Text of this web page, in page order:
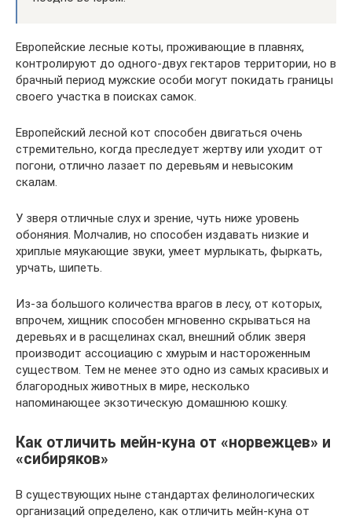
Европейские лесные коты, проживающие в плавнях,
контролируют до одного-двух гектаров территории, но в
брачный период мужские особи могут покидать границы
своего участка в поисках самок.
Европейский лесной кот способен двигаться очень
стремительно, когда преследует жертву или уходит от
погони, отлично лазает по деревьям и невысоким
скалам.
У зверя отличные слух и зрение, чуть ниже уровень
обоняния. Молчалив, но способен издавать низкие и
хриплые мяукающие звуки, умеет мурлыкать, фыркать,
урчать, шипеть.
Из-за большого количества врагов в лесу, от которых,
впрочем, хищник способен мгновенно скрываться на
деревьях и в расщелинах скал, внешний облик зверя
производит ассоциацию с хмурым и настороженным
существом. Тем не менее это одно из самых красивых и
благородных животных в мире, несколько
напоминающее экзотическую домашнюю кошку.
Как отличить мейн-куна от «норвежцев» и
«сибиряков»
В существующих ныне стандартах фелинологических
организаций определено, как отличить мейн-куна от